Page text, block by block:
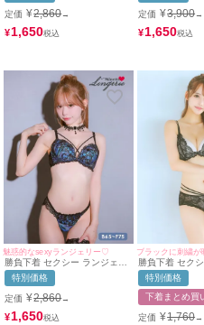
ー ブラジャー Tバックショー
ツ 2点セット
定価 ¥2,860→
¥1,650
2点セット
定価 ¥3,900→
¥1,650
魅惑的なsexyランジェリー♡
勝負下着 セクシー ランジェリ
ー グラデーション 刺繍 ブラッ
クレース バストクロス 脇高 ワ
イヤー ブラジャー ショーツ 2
点セット
特別価格
定価 ¥2,860→
¥1,650
ブラックに刺繍
勝負下着 セク
ー ヌーディーフ
コードデザイン
ー＆ショーツ2
特別価格
下着まとめ買
定価 ¥1,760→